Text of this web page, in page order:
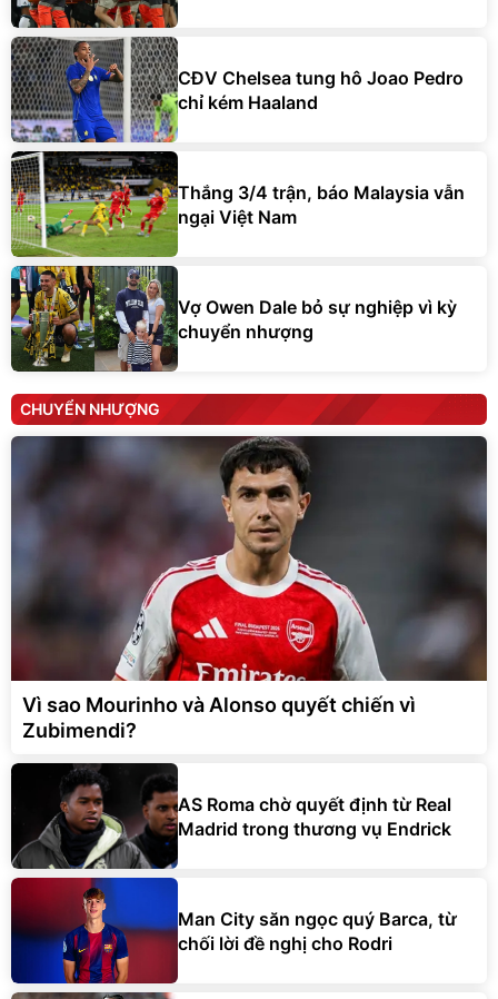
CĐV Chelsea tung hô Joao Pedro
chỉ kém Haaland
Thắng 3/4 trận, báo Malaysia vẫn
ngại Việt Nam
Vợ Owen Dale bỏ sự nghiệp vì kỳ
chuyển nhượng
CHUYỂN NHƯỢNG
Vì sao Mourinho và Alonso quyết chiến vì
Zubimendi?
AS Roma chờ quyết định từ Real
Madrid trong thương vụ Endrick
Man City săn ngọc quý Barca, từ
chối lời đề nghị cho Rodri